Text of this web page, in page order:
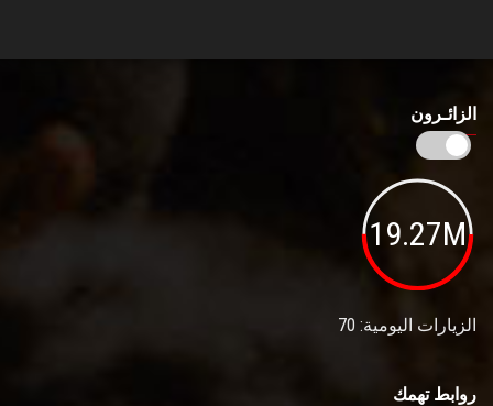
الزائـرون
19.27M
الزيارات اليومية: 70
روابط تهمك